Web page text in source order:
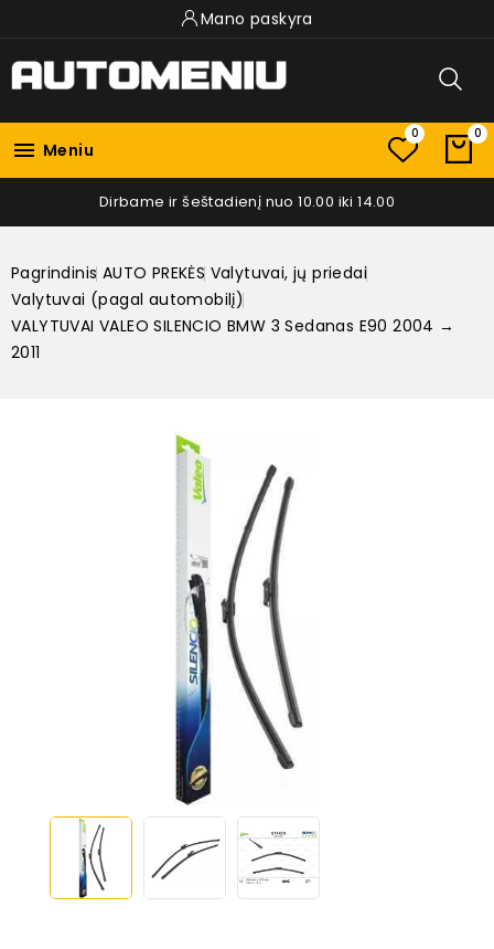
Mano paskyra
 Meniu
0 0
Dirbame ir šeštadienį nuo 10.00 iki 14.00
Pagrindinis AUTO PREKĖS Valytuvai, jų priedai
Valytuvai (pagal automobilį)
VALYTUVAI VALEO SILENCIO BMW 3 Sedanas E90 2004 →
2011